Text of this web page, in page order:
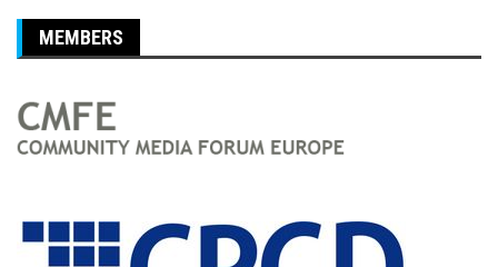
MEMBERS